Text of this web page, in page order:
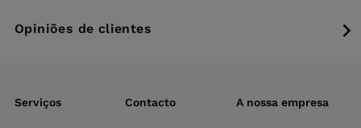
Opiniões de clientes
Serviços Contacto A nossa empresa